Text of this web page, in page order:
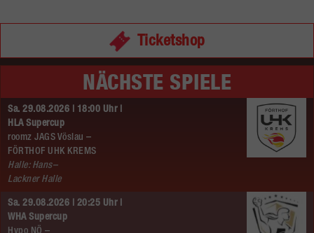
Ticketshop
NÄCHSTE SPIELE
Sa. 29.08.2026 | 18:00 Uhr |
HLA Supercup
roomz JAGS Vöslau –
FÖRTHOF UHK KREMS
Halle: Hans–
Lackner Halle
Sa. 29.08.2026 | 20:25 Uhr |
WHA Supercup